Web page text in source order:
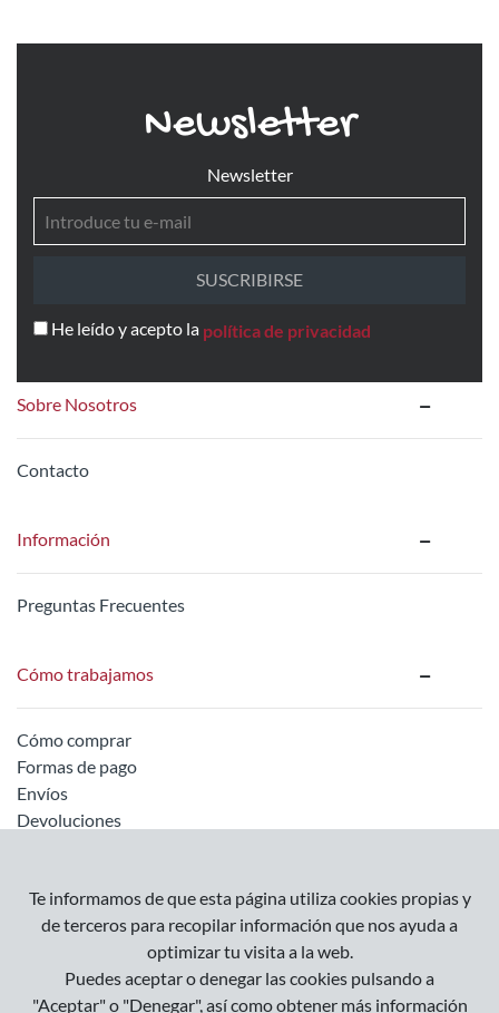
Newsletter
Newsletter
SUSCRIBIRSE
He leído y acepto la política de privacidad
Sobre Nosotros
Contacto
Información
Preguntas Frecuentes
Cómo trabajamos
Cómo comprar
Formas de pago
Envíos
Devoluciones
Información legal
Condiciones Generales
Política de Privacidad
Te informamos de que esta página utiliza cookies propias y
de terceros para recopilar información que nos ayuda a
optimizar tu visita a la web.
Puedes aceptar o denegar las cookies pulsando a
"Aceptar" o "Denegar", así como obtener más información